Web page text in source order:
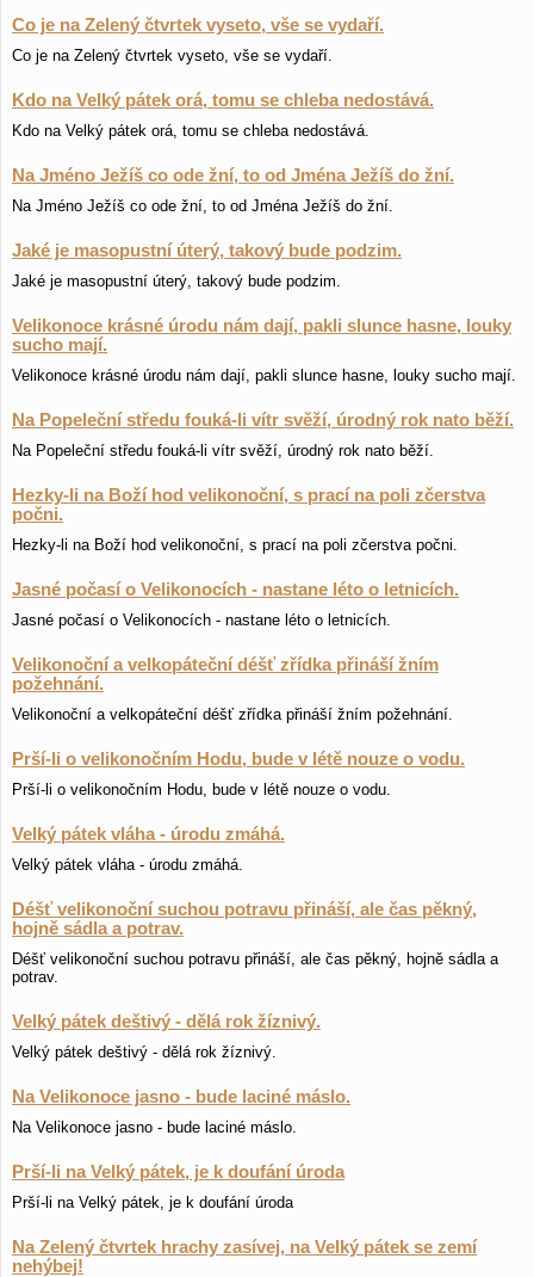
Co je na Zelený čtvrtek vyseto, vše se vydaří.
Co je na Zelený čtvrtek vyseto, vše se vydaří.
Kdo na Velký pátek orá, tomu se chleba nedostává.
Kdo na Velký pátek orá, tomu se chleba nedostává.
Na Jméno Ježíš co ode žní, to od Jména Ježíš do žní.
Na Jméno Ježíš co ode žní, to od Jména Ježíš do žní.
Jaké je masopustní úterý, takový bude podzim.
Jaké je masopustní úterý, takový bude podzim.
Velikonoce krásné úrodu nám dají, pakli slunce hasne, louky
sucho mají.
Velikonoce krásné úrodu nám dají, pakli slunce hasne, louky sucho mají.
Na Popeleční středu fouká-li vítr svěží, úrodný rok nato běží.
Na Popeleční středu fouká-li vítr svěží, úrodný rok nato běží.
Hezky-li na Boží hod velikonoční, s prací na poli zčerstva
počni.
Hezky-li na Boží hod velikonoční, s prací na poli zčerstva počni.
Jasné počasí o Velikonocích - nastane léto o letnicích.
Jasné počasí o Velikonocích - nastane léto o letnicích.
Velikonoční a velkopáteční déšť zřídka přináší žním
požehnání.
Velikonoční a velkopáteční déšť zřídka přináší žním požehnání.
Prší-li o velikonočním Hodu, bude v létě nouze o vodu.
Prší-li o velikonočním Hodu, bude v létě nouze o vodu.
Velký pátek vláha - úrodu zmáhá.
Velký pátek vláha - úrodu zmáhá.
Déšť velikonoční suchou potravu přináší, ale čas pěkný,
hojně sádla a potrav.
Déšť velikonoční suchou potravu přináší, ale čas pěkný, hojně sádla a
potrav.
Velký pátek deštivý - dělá rok žíznivý.
Velký pátek deštivý - dělá rok žíznivý.
Na Velikonoce jasno - bude laciné máslo.
Na Velikonoce jasno - bude laciné máslo.
Prší-li na Velký pátek, je k doufání úroda
Prší-li na Velký pátek, je k doufání úroda
Na Zelený čtvrtek hrachy zasívej, na Velký pátek se zemí
nehýbej!